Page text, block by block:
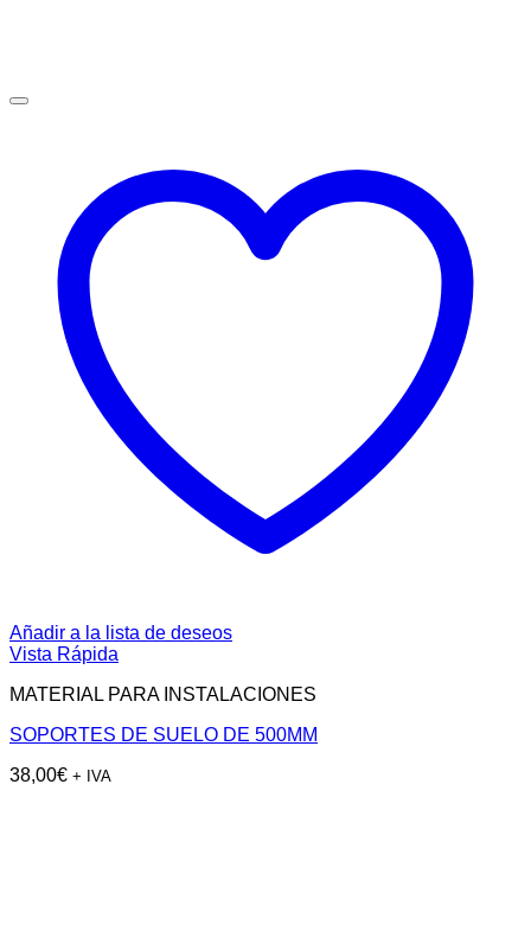
Añadir a la lista de deseos
Vista Rápida
MATERIAL PARA INSTALACIONES
SOPORTES DE SUELO DE 500MM
38,00€ + IVA